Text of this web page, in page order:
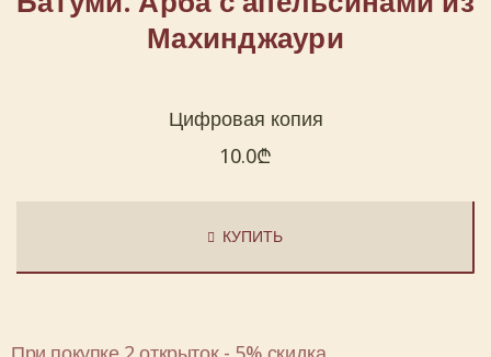
Махинджаури
Цифровая копия
10.0₾
КУПИТЬ